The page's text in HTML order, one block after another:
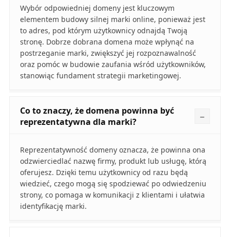
Wybór odpowiedniej domeny jest kluczowym
elementem budowy silnej marki online, ponieważ jest
to adres, pod którym użytkownicy odnajdą Twoją
stronę. Dobrze dobrana domena może wpłynąć na
postrzeganie marki, zwiększyć jej rozpoznawalność
oraz pomóc w budowie zaufania wśród użytkowników,
stanowiąc fundament strategii marketingowej.
Co to znaczy, że domena powinna być
reprezentatywna dla marki?
Reprezentatywność domeny oznacza, że powinna ona
odzwierciedlać nazwę firmy, produkt lub usługę, którą
oferujesz. Dzięki temu użytkownicy od razu będą
wiedzieć, czego mogą się spodziewać po odwiedzeniu
strony, co pomaga w komunikacji z klientami i ułatwia
identyfikację marki.